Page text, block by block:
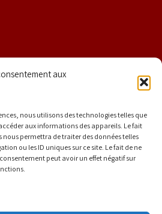
aux
nous utilisons des technologies telles que
aux informations des appareils. Le fait
nous permettra de traiter des données telles
ou les ID uniques sur ce site. Le fait de ne
peut avoir un effet négatif sur